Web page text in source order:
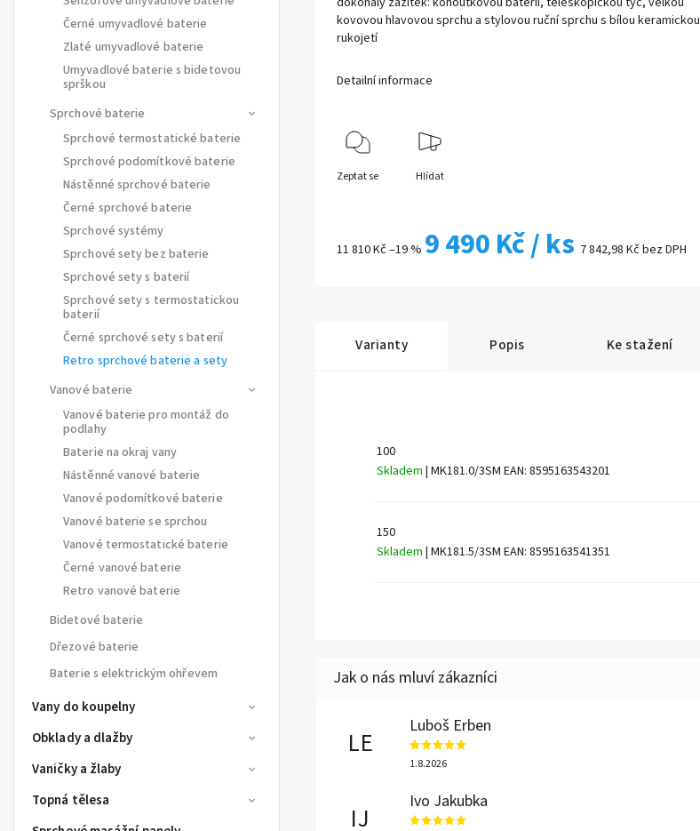
Černé umyvadlové baterie
Zlaté umyvadlové baterie
Umyvadlové baterie s bidetovou
sprškou
Sprchové baterie
Sprchové termostatické baterie
Sprchové podomítkové baterie
Nástěnné sprchové baterie
Černé sprchové baterie
Sprchové systémy
Sprchové sety bez baterie
Sprchové sety s baterií
Sprchové sety s termostatickou
baterií
Černé sprchové sety s baterií
Retro sprchové baterie a sety
Vanové baterie
Vanové baterie pro montáž do
podlahy
Baterie na okraj vany
Nástěnné vanové baterie
Vanové podomítkové baterie
Vanové baterie se sprchou
Vanové termostatické baterie
Černé vanové baterie
Retro vanové baterie
Bidetové baterie
Dřezové baterie
Baterie s elektrickým ohřevem
Vany do koupelny
Obklady a dlažby
Vaničky a žlaby
Topná tělesa
11 810 Kč–19 % 9 490 Kč/ ks 7 842,98 Kč bez DPH
kovovou hlavovou sprchu a stylovou ruční sprchu s bílou keramickou
rukojetí
Detailní informace
Zeptat se Hlídat
Varianty Popis Ke stažení
100
Skladem | MK181.0/3SM EAN: 8595163543201
150
Skladem | MK181.5/3SM EAN: 8595163541351
LE
Luboš Erben
1.8.2026
IJ
Ivo Jakubka